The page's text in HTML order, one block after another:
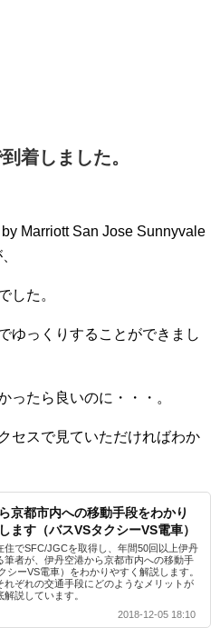
着しました。
Marriott San Jose Sunnyvale
した。
ゆっくりすることができまし
ったら良いのに・・・。
セスで見ていただければわか
京都市内への移動手段をわかり
ます（バスVSタクシーVS電車）
住でSFC/JGCを取得し、年間50回以上伊丹
筆者が、伊丹空港から京都市内への移動手
シーVS電車）をわかりやすく解説します。
れぞれの交通手段にどのようなメリットが
説しています。
2018-12-05 18:10